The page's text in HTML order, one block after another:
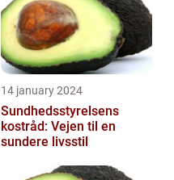
14 january 2024
Sundhedsstyrelsens
kostråd: Vejen til en
sundere livsstil